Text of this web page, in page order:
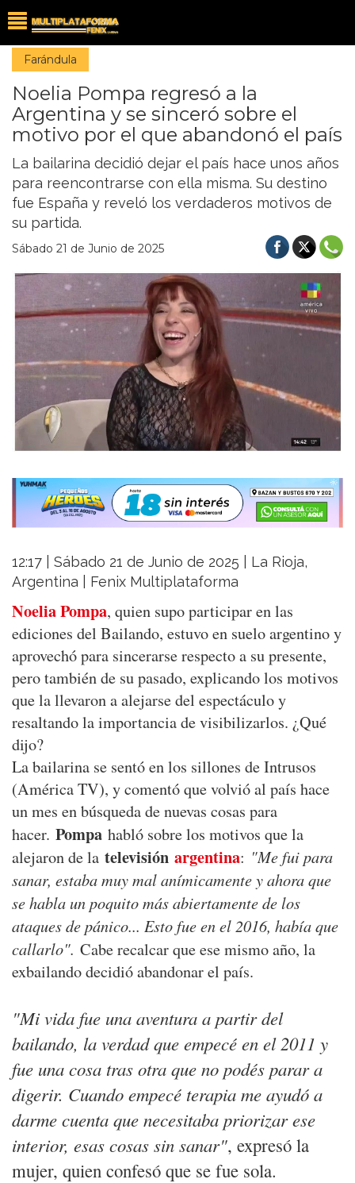
Farándula
Noelia Pompa regresó a la
Argentina y se sinceró sobre el
motivo por el que abandonó el país
La bailarina decidió dejar el país hace unos años
para reencontrarse con ella misma. Su destino
fue España y reveló los verdaderos motivos de
su partida.
Sábado 21 de Junio de 2025
12:17 | Sábado 21 de Junio de 2025 | La Rioja,
Argentina | Fenix Multiplataforma
Noelia Pompa, quien supo participar en las
ediciones del Bailando, estuvo en suelo argentino y
aprovechó para sincerarse respecto a su presente,
pero también de su pasado, explicando los motivos
que la llevaron a alejarse del espectáculo y
resaltando la importancia de visibilizarlos. ¿Qué
dijo?
La bailarina se sentó en los sillones de Intrusos
(América TV), y comentó que volvió al país hace
un mes en búsqueda de nuevas cosas para
hacer. Pompa habló sobre los motivos que la
alejaron de la televisión argentina: "Me fui para
sanar, estaba muy mal anímicamente y ahora que
se habla un poquito más abiertamente de los
ataques de pánico... Esto fue en el 2016, había que
callarlo". Cabe recalcar que ese mismo año, la
exbailando decidió abandonar el país.
"Mi vida fue una aventura a partir del
bailando, la verdad que empecé en el 2011 y
fue una cosa tras otra que no podés parar a
digerir. Cuando empecé terapia me ayudó a
darme cuenta que necesitaba priorizar ese
interior, esas cosas sin sanar", expresó la
mujer, quien confesó que se fue sola.